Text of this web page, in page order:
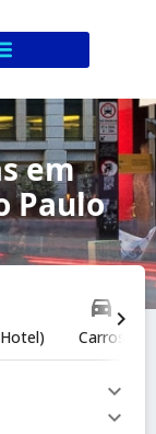
em
Paulo
directions_car
Carros
expand_more
expand_more
chevron_right